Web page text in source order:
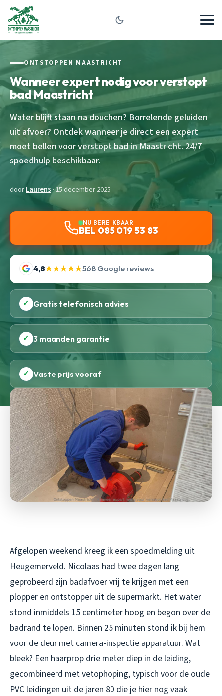
ONTSTOPPEN MAASTRICHT
Wanneer expert nodig voor verstopt
bad Maastricht
Water blijft staan na douchen? Borrelende geluiden
uit afvoer? Ontdek wanneer je direct een expert
moet bellen voor verstopt bad in Maastricht. 24/7
spoedhulp beschikbaar.
doorLaurens · 15 december 2025
NU BEREIKBAAR
BEL 085 019 53 83
4,8★★★★★568 Google reviews
✓ Gratis telefonisch advies
✓ 3 maanden garantie
✓ Vaste prijs vooraf
Afgelopen weekend kreeg ik een spoedmelding uit
Heugemerveld. Nicolaas had twee dagen lang
geprobeerd zijn badafvoer vrij te krijgen met een
plopper en ontstopper uit de supermarkt. Het water
stond inmiddels 15 centimeter hoog en begon over de
badrand te lopen. Binnen 25 minuten stond ik bij hem
voor de deur met camera-inspectie apparatuur. Wat
bleek? Een haarprop drie meter diep in de leiding,
gecombineerd met vetophoping, typisch voor de oude
PVC leidingen uit de jaren 80 die je hier nog vaak